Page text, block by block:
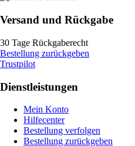
Versand und Rückgabe
30 Tage Rückgaberecht
Bestellung zurückgeben
Trustpilot
Dienstleistungen
Mein Konto
Hilfecenter
Bestellung verfolgen
Bestellung zurückgeben